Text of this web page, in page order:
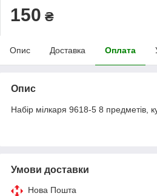
150 ₴
Опис Доставка Оплата
Опис
Набір мілкаря 9618-5 8 предметів,
Умови доставки
Нова Пошта